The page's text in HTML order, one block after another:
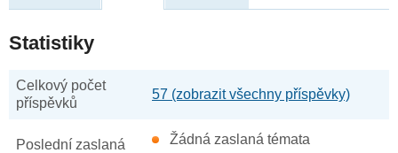
Statistiky
Celkový počet
příspěvků
57 (zobrazit všechny příspěvky)
Poslední zaslaná
Žádná zaslaná témata